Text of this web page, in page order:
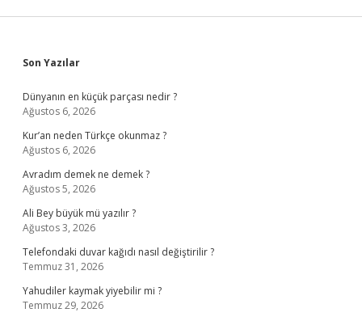
Sidebar
Son Yazılar
Dünyanın en küçük parçası nedir ?
Ağustos 6, 2026
Kur’an neden Türkçe okunmaz ?
Ağustos 6, 2026
Avradım demek ne demek ?
Ağustos 5, 2026
Ali Bey büyük mü yazılır ?
Ağustos 3, 2026
Telefondaki duvar kağıdı nasıl değiştirilir ?
Temmuz 31, 2026
Yahudiler kaymak yiyebilir mi ?
Temmuz 29, 2026